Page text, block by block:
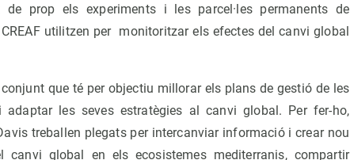
prop els experiments i les parcel·les permanents de
utilitzen per monitoritzar els efectes del canvi global
que té per objectiu millorar els plans de gestió de les
les seves estratègies al canvi global. Per fer-ho,
treballen plegats per intercanviar informació i crear nou
global en els ecosistemes mediterranis, compartir